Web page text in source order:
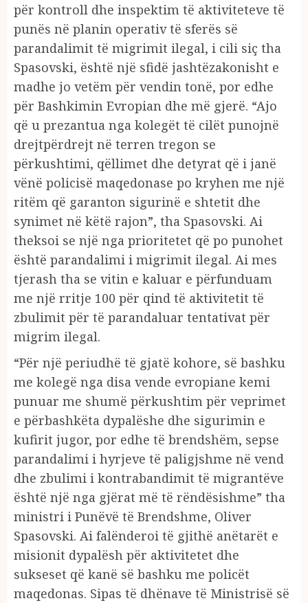
për kontroll dhe inspektim të aktiviteteve të
punës në planin operativ të sferës së
parandalimit të migrimit ilegal, i cili siç tha
Spasovski, është një sfidë jashtëzakonisht e
madhe jo vetëm për vendin tonë, por edhe
për Bashkimin Evropian dhe më gjerë. “Ajo
që u prezantua nga kolegët të cilët punojnë
drejtpërdrejt në terren tregon se
përkushtimi, qëllimet dhe detyrat që i janë
vënë policisë maqedonase po kryhen me një
ritëm që garanton sigurinë e shtetit dhe
synimet në këtë rajon”, tha Spasovski. Ai
theksoi se një nga prioritetet që po punohet
është parandalimi i migrimit ilegal. Ai mes
tjerash tha se vitin e kaluar e përfunduam
me një rritje 100 për qind të aktivitetit të
zbulimit për të parandaluar tentativat për
migrim ilegal.
“Për një periudhë të gjatë kohore, së bashku
me kolegë nga disa vende evropiane kemi
punuar me shumë përkushtim për veprimet
e përbashkëta dypalëshe dhe sigurimin e
kufirit jugor, por edhe të brendshëm, sepse
parandalimi i hyrjeve të paligjshme në vend
dhe zbulimi i kontrabandimit të migrantëve
është një nga gjërat më të rëndësishme” tha
ministri i Punëvë të Brendshme, Oliver
Spasovski. Ai falënderoi të gjithë anëtarët e
misionit dypalësh për aktivitetet dhe
sukseset që kanë së bashku me policët
maqedonas. Sipas të dhënave të Ministrisë së